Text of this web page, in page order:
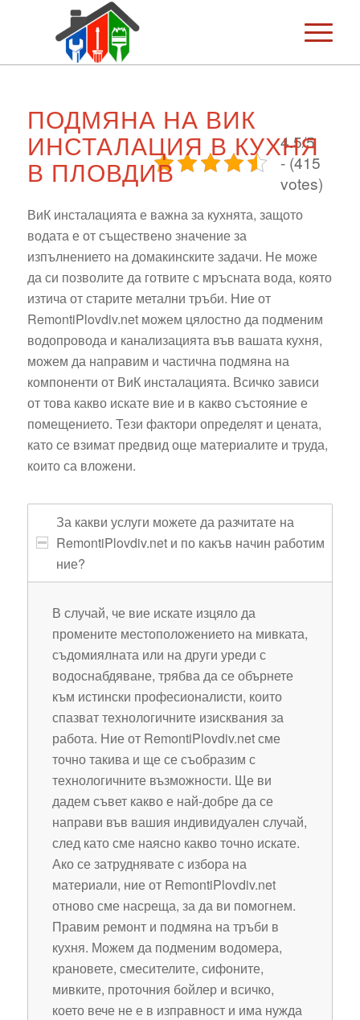
ПОДМЯНА НА ВИК
ИНСТАЛАЦИЯ В КУХНЯ
В ПЛОВДИВ
ВиК инсталацията е важна за кухнята, защото
водата е от съществено значение за
изпълнението на домакинските задачи. Не може
да си позволите да готвите с мръсната вода, която
изтича от старите метални тръби. Ние от
RemontiPlovdiv.net можем цялостно да подменим
водопровода и канализацията във вашата кухня,
можем да направим и частична подмяна на
компоненти от ВиК инсталацията. Всичко зависи
от това какво искате вие и в какво състояние е
помещението. Тези фактори определят и цената,
като се взимат предвид още материалите и труда,
които са вложени.
За какви услуги можете да разчитате на
RemontiPlovdiv.net и по какъв начин работим
ние?
В случай, че вие искате изцяло да
промените местоположението на мивката,
съдомиялната или на други уреди с
водоснабдяване, трябва да се обърнете
към истински професионалисти, които
спазват технологичните изисквания за
работа. Ние от RemontiPlovdiv.net сме
точно такива и ще се съобразим с
технологичните възможности. Ще ви
дадем съвет какво е най-добре да се
направи във вашия индивидуален случай,
след като сме наясно какво точно искате.
Ако се затруднявате с избора на
материали, ние от RemontiPlovdiv.net
отново сме насреща, за да ви помогнем.
Правим ремонт и подмяна на тръби в
кухня. Можем да подменим водомера,
крановете, смесителите, сифоните,
мивките, проточния бойлер и всичко,
което вече не е в изправност и има нужда
4.5/5
- (415
votes)